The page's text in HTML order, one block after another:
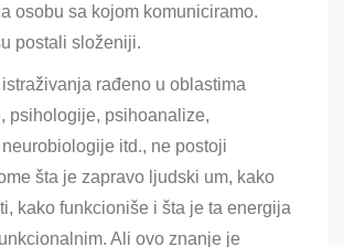
osobu sa kojom komuniciramo.
postali složeniji.
istraživanja rađeno u oblastima
psihologije, psihoanalize,
itd., ne postoji
šta je zapravo ljudski um, kako
kako funkcioniše i šta je ta energija
Ali ovo znanje je